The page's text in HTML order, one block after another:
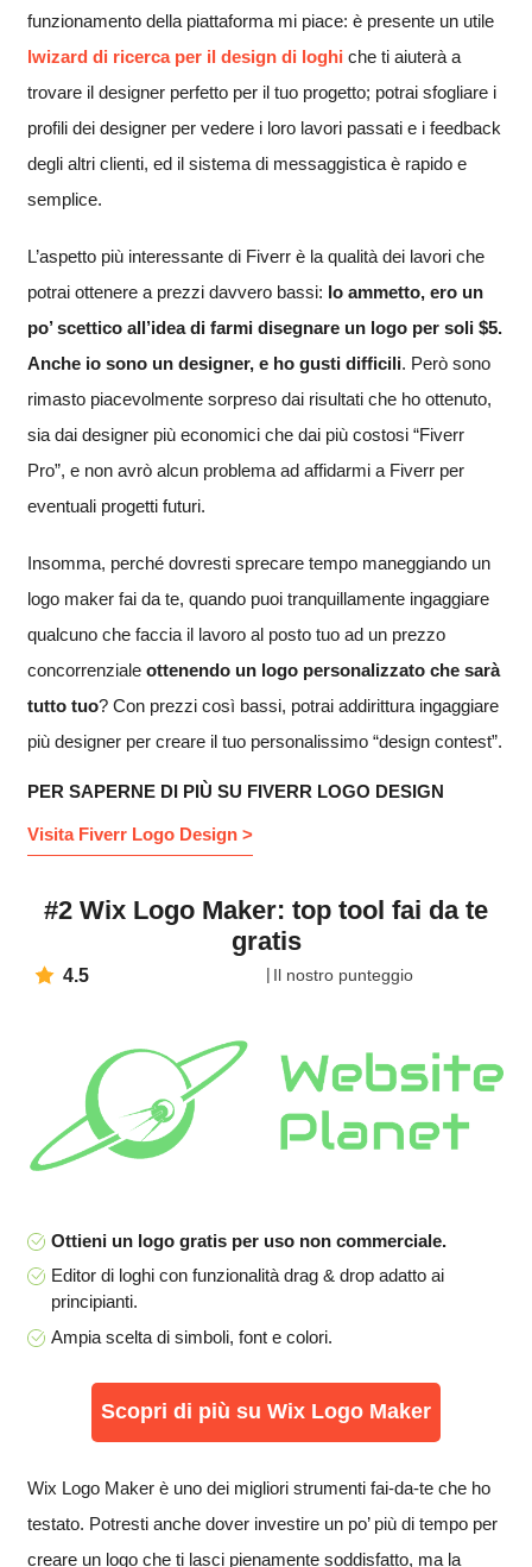
funzionamento della piattaforma mi piace: è presente un utile
lwizard di ricerca per il design di loghi che ti aiuterà a
trovare il designer perfetto per il tuo progetto; potrai sfogliare i
profili dei designer per vedere i loro lavori passati e i feedback
degli altri clienti, ed il sistema di messaggistica è rapido e
semplice.
L’aspetto più interessante di Fiverr è la qualità dei lavori che
potrai ottenere a prezzi davvero bassi: lo ammetto, ero un
po’ scettico all’idea di farmi disegnare un logo per soli $5.
Anche io sono un designer, e ho gusti difficili. Però sono
rimasto piacevolmente sorpreso dai risultati che ho ottenuto,
sia dai designer più economici che dai più costosi “Fiverr
Pro”, e non avrò alcun problema ad affidarmi a Fiverr per
eventuali progetti futuri.
Insomma, perché dovresti sprecare tempo maneggiando un
logo maker fai da te, quando puoi tranquillamente ingaggiare
qualcuno che faccia il lavoro al posto tuo ad un prezzo
concorrenziale ottenendo un logo personalizzato che sarà
tutto tuo? Con prezzi così bassi, potrai addirittura ingaggiare
più designer per creare il tuo personalissimo “design contest”.
PER SAPERNE DI PIÙ SU FIVERR LOGO DESIGN
Visita Fiverr Logo Design >
#2 Wix Logo Maker: top tool fai da te
gratis
4.5 Il nostro punteggio
Ottieni un logo gratis per uso non commerciale.
Editor di loghi con funzionalità drag & drop adatto ai
principianti.
Ampia scelta di simboli, font e colori.
Scopri di più su Wix Logo Maker
Wix Logo Maker è uno dei migliori strumenti fai-da-te che ho
testato. Potresti anche dover investire un po’ più di tempo per
creare un logo che ti lasci pienamente soddisfatto, ma la